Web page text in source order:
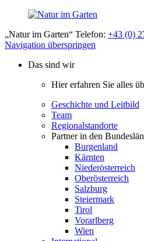
„Natur im Garten“ Telefon: +43 (0)
Navigation überspringen
Das sind wir
Hier erfahren Sie alles
Geschichte und Leitbild
Team
Regionalstandorte
Partner in den
Burgenland
Kärnten
Niederösterreich
Oberösterreich
Salzburg
Steiermark
Tirol
Vorarlberg
Wien